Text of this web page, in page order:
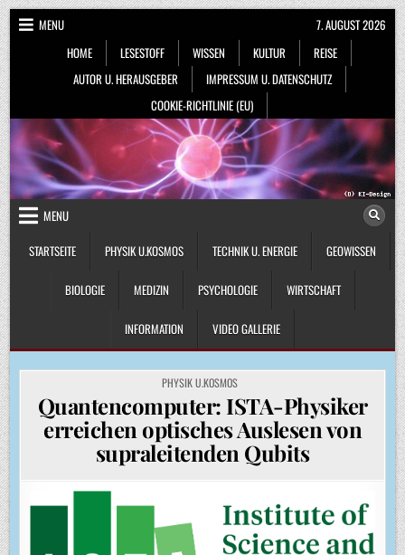
Skip
to
content
MENU
HOME
LESESTOFF WISSEN KULTUR
REISE
AUTOR U. HERAUSGEBER
IMPRESSUM U. DATENSCHUTZ
COOKIE-RICHTLINIE (EU)
7. AUGUST 2026
MENU
STARTSEITE
PHYSIK U.KOSMOS TECHNIK U. ENERGIE GEOWISSEN
BIOLOGIE MEDIZIN PSYCHOLOGIE WIRTSCHAFT
INFORMATION VIDEO GALLERIE
POSTED
IN
PHYSIK U.KOSMOS
Quantencomputer: ISTA-Physiker
erreichen optisches Auslesen von
supraleitenden Qubits